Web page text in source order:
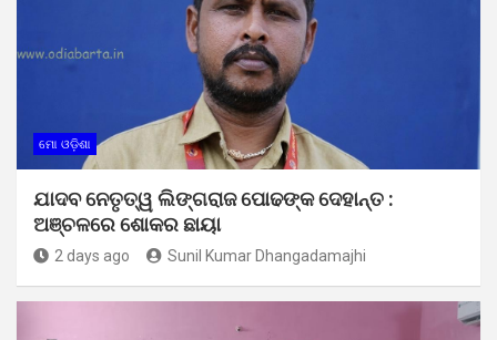
ମୋ ଓଡ଼ିଶା
ଯାଦବ ନେତୃତ୍ୱ ଲିଙ୍ଗରାଜ ପୋଢଙ୍କ ଦେହାନ୍ତ :
ଅଞ୍ଚଳରେ ଶୋକର ଛାୟା
2 days ago Sunil Kumar Dhangadamajhi